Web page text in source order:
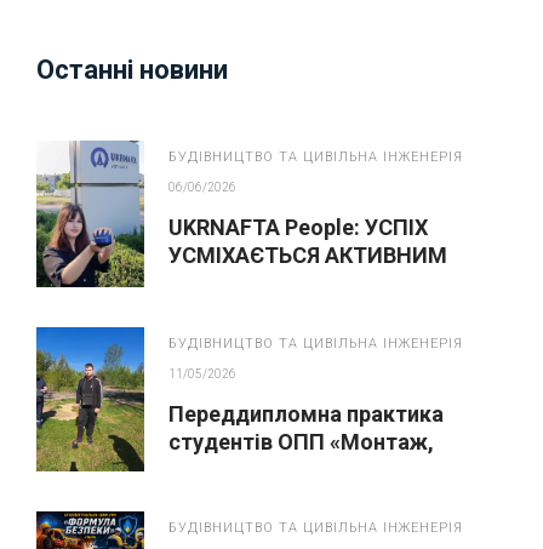
Останні новини
БУДІВНИЦТВО ТА ЦИВІЛЬНА ІНЖЕНЕРІЯ
06/06/2026
UKRNAFTA People: УСПІХ
УСМІХАЄТЬСЯ АКТИВНИМ
БУДІВНИЦТВО ТА ЦИВІЛЬНА ІНЖЕНЕРІЯ
11/05/2026
Переддипломна практика
студентів ОПП «Монтаж,
БУДІВНИЦТВО ТА ЦИВІЛЬНА ІНЖЕНЕРІЯ